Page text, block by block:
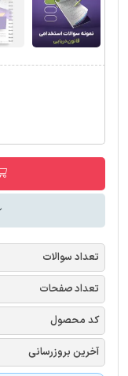
تعداد سوالات
تعداد صفحات
کد محصول
آخرین بروزرسانی